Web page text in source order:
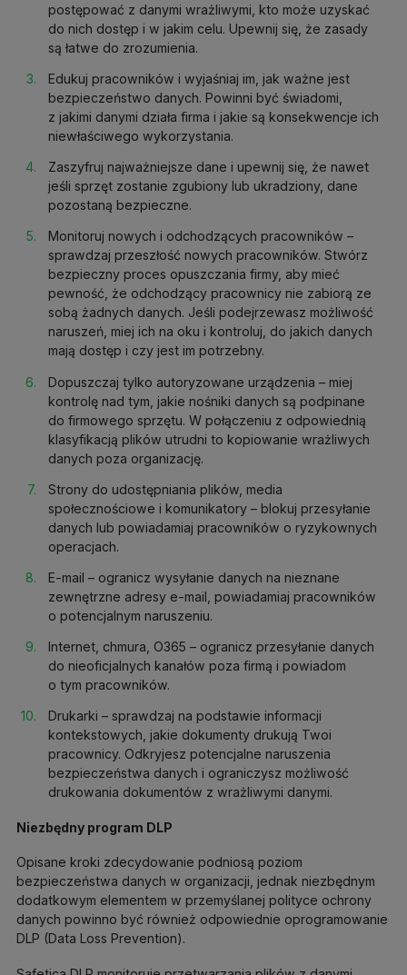
postępować z danymi wrażliwymi, kto może uzyskać
do nich dostęp i w jakim celu. Upewnij się, że zasady
są łatwe do zrozumienia.
Edukuj pracowników i wyjaśniaj im, jak ważne jest
bezpieczeństwo danych. Powinni być świadomi,
z jakimi danymi działa firma i jakie są konsekwencje ich
niewłaściwego wykorzystania.
Zaszyfruj najważniejsze dane i upewnij się, że nawet
jeśli sprzęt zostanie zgubiony lub ukradziony, dane
pozostaną bezpieczne.
Monitoruj nowych i odchodzących pracowników –
sprawdzaj przeszłość nowych pracowników. Stwórz
bezpieczny proces opuszczania firmy, aby mieć
pewność, że odchodzący pracownicy nie zabiorą ze
sobą żadnych danych. Jeśli podejrzewasz możliwość
naruszeń, miej ich na oku i kontroluj, do jakich danych
mają dostęp i czy jest im potrzebny.
Dopuszczaj tylko autoryzowane urządzenia – miej
kontrolę nad tym, jakie nośniki danych są podpinane
do firmowego sprzętu. W połączeniu z odpowiednią
klasyfikacją plików utrudni to kopiowanie wrażliwych
danych poza organizację.
Strony do udostępniania plików, media
społecznościowe i komunikatory – blokuj przesyłanie
danych lub powiadamiaj pracowników o ryzykownych
operacjach.
E-mail – ogranicz wysyłanie danych na nieznane
zewnętrzne adresy e-mail, powiadamiaj pracowników
o potencjalnym naruszeniu.
Internet, chmura, O365 – ogranicz przesyłanie danych
do nieoficjalnych kanałów poza firmą i powiadom
o tym pracowników.
Drukarki – sprawdzaj na podstawie informacji
kontekstowych, jakie dokumenty drukują Twoi
pracownicy. Odkryjesz potencjalne naruszenia
bezpieczeństwa danych i ograniczysz możliwość
drukowania dokumentów z wrażliwymi danymi.
Niezbędny program DLP
Opisane kroki zdecydowanie podniosą poziom
bezpieczeństwa danych w organizacji, jednak niezbędnym
dodatkowym elementem w przemyślanej polityce ochrony
danych powinno być również odpowiednie oprogramowanie
DLP (Data Loss Prevention).